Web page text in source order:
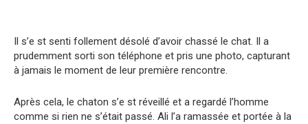
Il s’e st senti follement désolé d’avoir chassé le chat. Il a
prudemment sorti son téléphone et pris une photo, capturant
à jamais le moment de leur première rencontre.
Après cela, le chaton s’e st réveillé et a regardé l’homme
comme si rien ne s’était passé. Ali l’a ramassée et portée à la